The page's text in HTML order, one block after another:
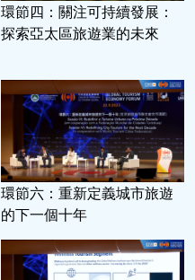
環節四：關注可持續發展：
探索亞太區旅遊業的未來
環節六：重新定義城市旅遊
的下一個十年